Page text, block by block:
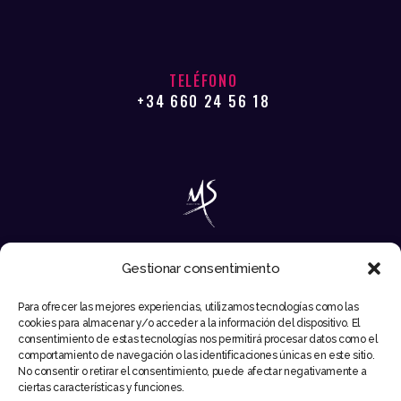
Gestionar consentimiento
Para ofrecer las mejores experiencias, utilizamos tecnologías como las
cookies para almacenar y/o acceder a la información del dispositivo. El
consentimiento de estas tecnologías nos permitirá procesar datos como el
comportamiento de navegación o las identificaciones únicas en este sitio.
No consentir o retirar el consentimiento, puede afectar negativamente a
ciertas características y funciones.
TELÉFONO
+34 660 24 56 18
EMAIL
INFO@MIKESYNTEC.COM